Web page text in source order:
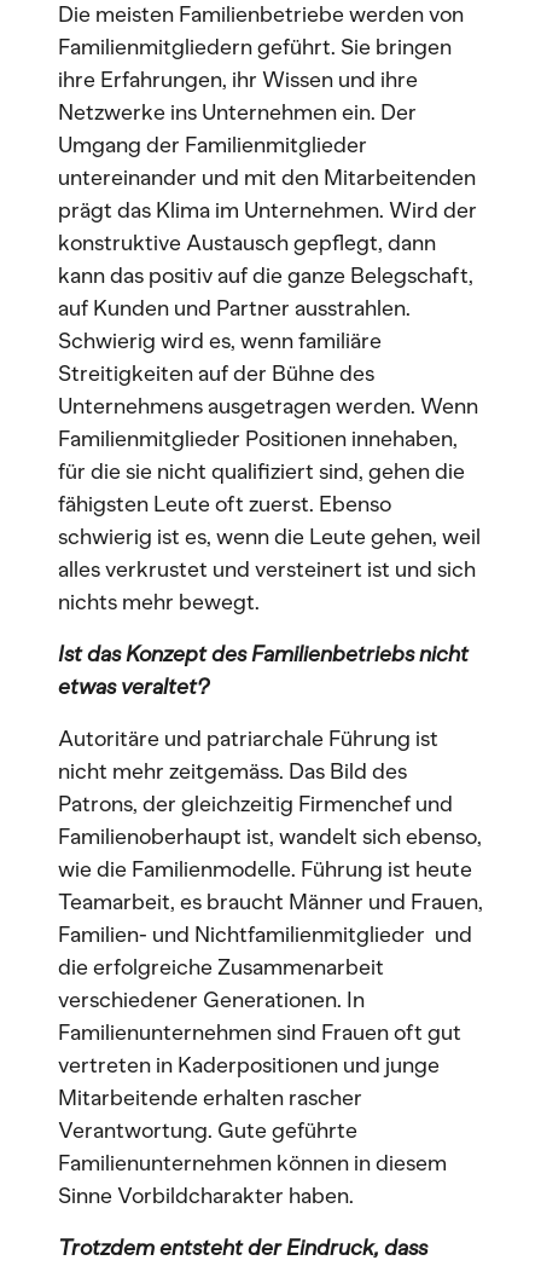
Die meisten Familienbetriebe werden von
Familienmitgliedern geführt. Sie bringen
ihre Erfahrungen, ihr Wissen und ihre
Netzwerke ins Unternehmen ein. Der
Umgang der Familienmitglieder
untereinander und mit den Mitarbeitenden
prägt das Klima im Unternehmen. Wird der
konstruktive Austausch gepflegt, dann
kann das positiv auf die ganze Belegschaft,
auf Kunden und Partner ausstrahlen.
Schwierig wird es, wenn familiäre
Streitigkeiten auf der Bühne des
Unternehmens ausgetragen werden. Wenn
Familienmitglieder Positionen innehaben,
für die sie nicht qualifiziert sind, gehen die
fähigsten Leute oft zuerst. Ebenso
schwierig ist es, wenn die Leute gehen, weil
alles verkrustet und versteinert ist und sich
nichts mehr bewegt.
Ist das Konzept des Familienbetriebs nicht
etwas veraltet?
Autoritäre und patriarchale Führung ist
nicht mehr zeitgemäss. Das Bild des
Patrons, der gleichzeitig Firmenchef und
Familienoberhaupt ist, wandelt sich ebenso,
wie die Familienmodelle. Führung ist heute
Teamarbeit, es braucht Männer und Frauen,
Familien- und Nichtfamilienmitglieder und
die erfolgreiche Zusammenarbeit
verschiedener Generationen. In
Familienunternehmen sind Frauen oft gut
vertreten in Kaderpositionen und junge
Mitarbeitende erhalten rascher
Verantwortung. Gute geführte
Familienunternehmen können in diesem
Sinne Vorbildcharakter haben.
Trotzdem entsteht der Eindruck, dass